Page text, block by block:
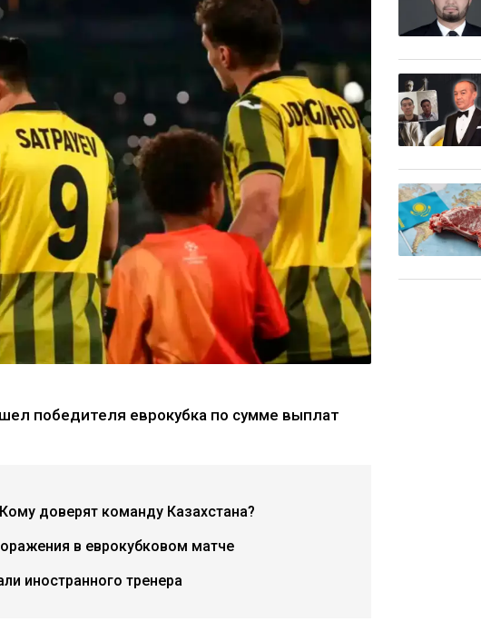
победителя еврокубка по сумме выплат
доверят команду Казахстана?
в еврокубковом матче
иностранного тренера